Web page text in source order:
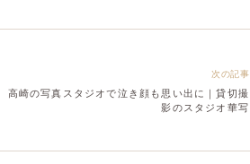
次の記事
高崎の写真スタジオで泣き顔も思い出に｜貸切撮
影のスタジオ華写